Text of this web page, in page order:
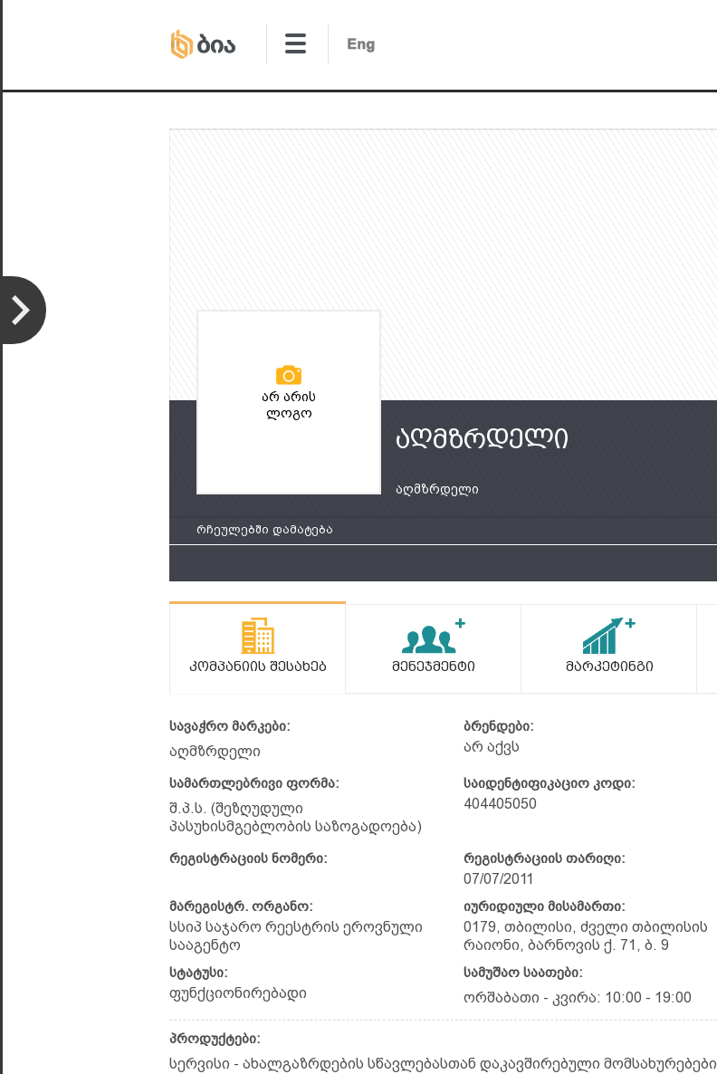
არ არის
ლოგო
აღმზრდელი
აღმზრდელი
რჩეულებში დამატება
Კომპანიის Შესახებ Მენეჯმენტი Მარკეტინგი
სავაჭრო მარკები:
აღმზრდელი
ბრენდები:
არ აქვს
სამართლებრივი ფორმა:
შ.პ.ს. (შეზღუდული
პასუხისმგებლობის საზოგადოება)
საიდენტიფიკაციო კოდი:
404405050
რეგისტრაციის ნომერი: რეგისტრაციის თარიღი:
07/07/2011
მარეგისტრ. ორგანო:
სსიპ საჯარო რეესტრის ეროვნული
სააგენტო
იურიდიული მისამართი:
0179, თბილისი, ძველი თბილისის
რაიონი, ბარნოვის ქ. 71, ბ. 9
სტატუსი:
ფუნქციონირებადი
სამუშაო საათები:
ორშაბათი - კვირა: 10:00 - 19:00
პროდუქტები:
სერვისი - ახალგაზრდების სწავლებასთან დაკავშირებული მომსახურებები